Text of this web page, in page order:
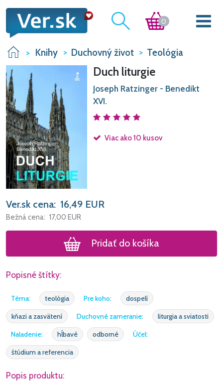
0
Knihy Duchovný život Teológia
Duch liturgie
Joseph Ratzinger - Benedikt
XVI.
Viac ako 10 kusov
Ver.sk cena: 16,49 EUR
Bežná cena: 17,00 EUR
Pridať do košíka
Popisné štítky:
Téma: teológia Pre koho:
dospelí
kňazi a zasvätení
Duchovné zameranie:
liturgia a sviatosti
Naladenie:
hĺbavé odborné
Účel:
štúdium a referencia
Popis produktu: